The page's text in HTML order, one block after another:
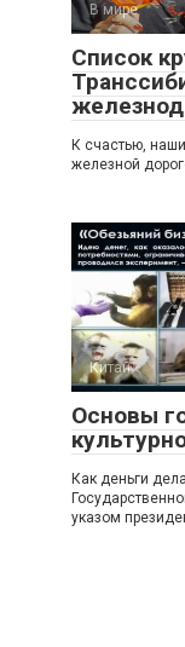
В мире
Список
К счастью,
железной
Китай
Основы
Как деньги
указом